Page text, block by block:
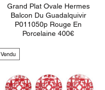
Grand Plat Ovale Hermes
Balcon Du Guadalquivir
P011050p Rouge En
Porcelaine 400€
Vendu